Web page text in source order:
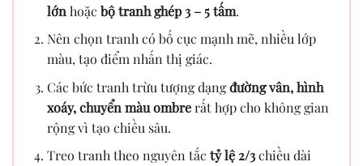
lớn hoặc bộ tranh ghép 3 – 5 tấm.
Nên chọn tranh có bố cục mạnh mẽ, nhiều lớp
màu, tạo điểm nhấn thị giác.
Các bức tranh trừu tượng dạngđường vân, hình
xoáy, chuyển màu ombrerất hợp cho không gian
rộng vì tạo chiều sâu.
Treo tranh theo nguyên tắc tỷ lệ 2/3chiều dài